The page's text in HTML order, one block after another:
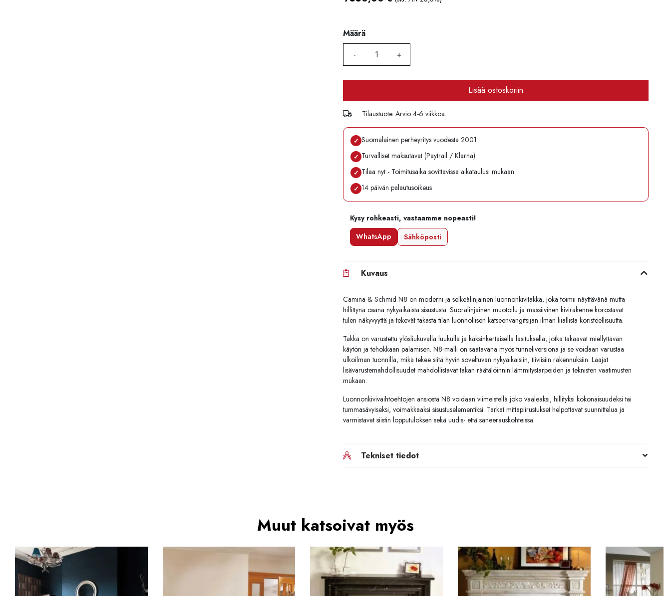
Määrä
Määrä
Lisää ostoskoriin
Tilaustuote. Arvio 4-6 viikkoa.
✓ Suomalainen perheyritys vuodesta 2001
✓ Turvalliset maksutavat (Paytrail / Klarna)
✓ Tilaa nyt - Toimitusaika sovittavissa aikataulusi mukaan
✓ 14 päivän palautusoikeus
Kysy rohkeasti, vastaamme nopeasti!
WhatsApp
Sähköposti
Kuvaus
Camina & Schmid N8 on moderni ja selkeälinjainen luonnonkivitakka, joka toimii näyttävänä mutta
hillittynä osana nykyaikaista sisustusta. Suoralinjainen muotoilu ja massiivinen kivirakenne korostavat
tulen näkyvyyttä ja tekevät takasta tilan luonnollisen katseenvangitsijan ilman liiallista koristeellisuutta.
Takka on varustettu ylösliukuvalla luukulla ja kaksinkertaisella lasituksella, jotka takaavat miellyttävän
käytön ja tehokkaan palamisen. N8-malli on saatavana myös tunneliversiona ja se voidaan varustaa
ulkoilman tuonnilla, mikä tekee siitä hyvin soveltuvan nykyaikaisiin, tiiviisiin rakennuksiin. Laajat
lisävarustemahdollisuudet mahdollistavat takan räätälöinnin lämmitystarpeiden ja teknisten vaatimusten
mukaan.
Luonnonkivivaihtoehtojen ansiosta N8 voidaan viimeistellä joko vaaleaksi, hillityksi kokonaisuudeksi tai
tummasävyiseksi, voimakkaaksi sisustuselementiksi. Tarkat mittapiirustukset helpottavat suunnittelua ja
varmistavat siistin lopputuloksen sekä uudis- että saneerauskohteissa.
Tekniset tiedot
Muut katsoivat myös